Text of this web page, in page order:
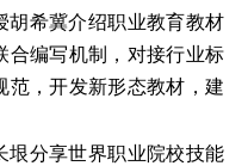
胡希冀介绍职业教育教材
合编写机制，对接行业标
范，开发新形态教材，建
垠分享世界职业院校技能